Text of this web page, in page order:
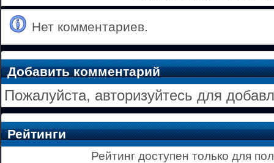
Нет комментариев.
Добавить комментарий
Пожалуйста, авторизуйтесь для
Рейтинги
Рейтинг доступен только для